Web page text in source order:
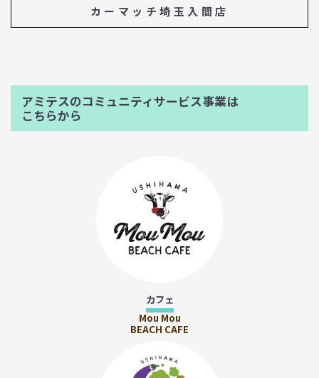
カーマッチ埼玉入間店
アミテスのコミュニティサービス事業は
こちらから
カフェ
Mou Mou
BEACH CAFE